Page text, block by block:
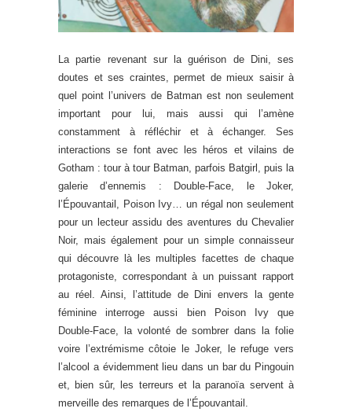
La partie revenant sur la guérison de Dini, ses
doutes et ses craintes, permet de mieux saisir à
quel point l’univers de Batman est non seulement
important pour lui, mais aussi qui l’amène
constamment à réfléchir et à échanger. Ses
interactions se font avec les héros et vilains de
Gotham : tour à tour Batman, parfois Batgirl, puis la
galerie d’ennemis : Double-Face, le Joker,
l’Épouvantail, Poison Ivy… un régal non seulement
pour un lecteur assidu des aventures du Chevalier
Noir, mais également pour un simple connaisseur
qui découvre là les multiples facettes de chaque
protagoniste, correspondant à un puissant rapport
au réel. Ainsi, l’attitude de Dini envers la gente
féminine interroge aussi bien Poison Ivy que
Double-Face, la volonté de sombrer dans la folie
voire l’extrémisme côtoie le Joker, le refuge vers
l’alcool a évidemment lieu dans un bar du Pingouin
et, bien sûr, les terreurs et la paranoïa servent à
merveille des remarques de l’Épouvantail.